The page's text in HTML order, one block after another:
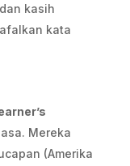
kasih
kata
Mereka
(Amerika